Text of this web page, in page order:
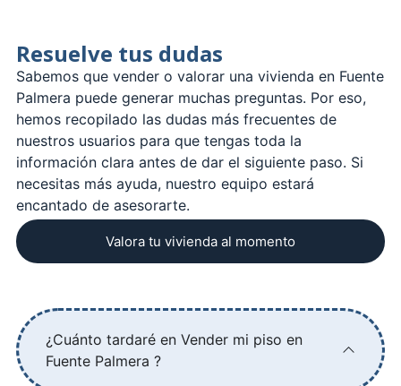
Resuelve tus dudas
Sabemos que vender o valorar una vivienda en Fuente
Palmera puede generar muchas preguntas. Por eso,
hemos recopilado las dudas más frecuentes de
nuestros usuarios para que tengas toda la
información clara antes de dar el siguiente paso. Si
necesitas más ayuda, nuestro equipo estará
encantado de asesorarte.
Valora tu vivienda al momento
¿Cuánto tardaré en Vender mi piso en
Fuente Palmera ?